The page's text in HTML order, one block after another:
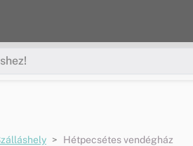
Hétpecsétes vendégház